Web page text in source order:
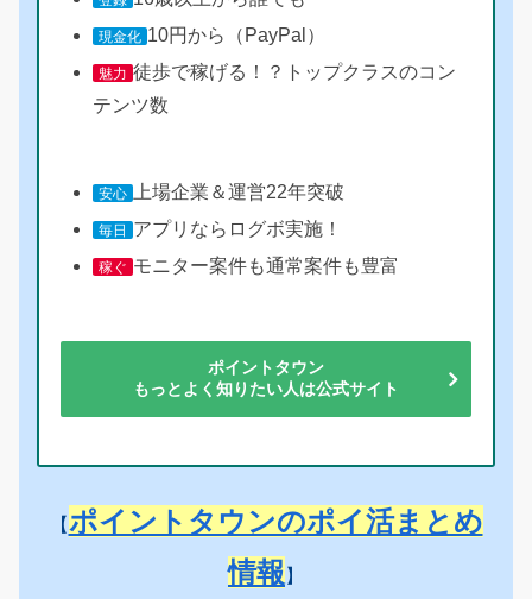
現金化 10円から（PayPal）
魅力 徒歩で稼げる！？トップクラスのコン
テンツ数
安心 上場企業＆運営22年突破
毎日 アプリならログボ実施！
稼ぐ モニター案件も通常案件も豊富
ポイントタウン
もっとよく知りたい人は公式サイト
【ポイントタウンのポイ活まとめ
情報 】